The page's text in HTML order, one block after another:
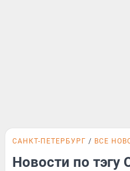
САНКТ-ПЕТЕРБУРГ ВСЕ
Новости по тэгу